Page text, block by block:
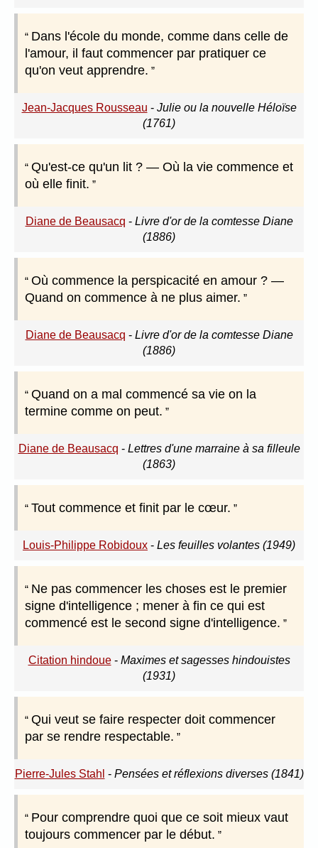
Dans l'école du monde, comme dans celle de
l'amour, il faut commencer par pratiquer ce
qu'on veut apprendre.
Jean-Jacques Rousseau - Julie ou la nouvelle Héloïse
(1761)
Qu'est-ce qu'un lit ? — Où la vie commence et
où elle finit.
Diane de Beausacq - Livre d'or de la comtesse Diane
(1886)
Où commence la perspicacité en amour ? —
Quand on commence à ne plus aimer.
Diane de Beausacq - Livre d'or de la comtesse Diane
(1886)
Quand on a mal commencé sa vie on la
termine comme on peut.
Diane de Beausacq - Lettres d'une marraine à sa filleule
(1863)
Tout commence et finit par le cœur.
Louis-Philippe Robidoux - Les feuilles volantes (1949)
Ne pas commencer les choses est le premier
signe d'intelligence ; mener à fin ce qui est
commencé est le second signe d'intelligence.
Citation hindoue- Maximes et sagesses hindouistes
(1931)
Qui veut se faire respecter doit commencer
par se rendre respectable.
Pierre-Jules Stahl - Pensées et réflexions diverses (1841)
Pour comprendre quoi que ce soit mieux vaut
toujours commencer par le début.